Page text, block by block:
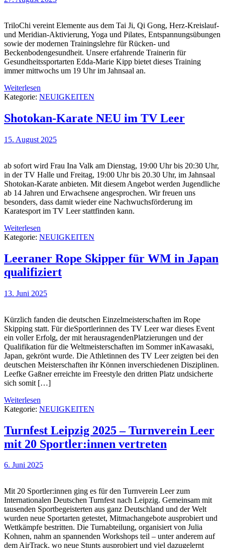
TriloChi vereint Elemente aus dem Tai Ji, Qi Gong, Herz-Kreislauf-
und Meridian-Aktivierung, Yoga und Pilates, Entspannungsübungen
sowie der modernen Trainingslehre für Rücken- und
Beckenbodengesundheit. Unsere erfahrende Trainerin für
Gesundheitssportarten Edda-Marie Kipp bietet dieses Training
immer mittwochs um 19 Uhr im Jahnsaal an.
Weiterlesen
Kategorie: NEUIGKEITEN
Shotokan-Karate NEU im TV Leer
15. August 2025
ab sofort wird Frau Ina Valk am Dienstag, 19:00 Uhr bis 20:30 Uhr,
in der TV Halle und Freitag, 19:00 Uhr bis 20.30 Uhr, im Jahnsaal
Shotokan-Karate anbieten. Mit diesem Angebot werden Jugendliche
ab 14 Jahren und Erwachsene angesprochen. Wir freuen uns
besonders, dass damit wieder eine Nachwuchsförderung im
Karatesport im TV Leer stattfinden kann.
Weiterlesen
Kategorie: NEUIGKEITEN
Leeraner Rope Skipper für WM in Japan
qualifiziert
13. Juni 2025
Kürzlich fanden die deutschen Einzelmeisterschaften im Rope
Skipping statt. Für dieSportlerinnen des TV Leer war dieses Event
ein voller Erfolg, der mit herausragendenPlatzierungen und der
Qualifikation für die Weltmeisterschaften im Sommer inKawasaki,
Japan, gekrönt wurde. Die Athletinnen des TV Leer zeigten bei den
deutschen Meisterschaften ihr Können inverschiedenen Disziplinen.
Leefke Gaßner erreichte im Freestyle den dritten Platz undsicherte
sich somit […]
Weiterlesen
Kategorie: NEUIGKEITEN
Turnfest Leipzig 2025 – Turnverein Leer
mit 20 Sportler:innen vertreten
6. Juni 2025
Mit 20 Sportler:innen ging es für den Turnverein Leer zum
Internationalen Deutschen Turnfest nach Leipzig. Gemeinsam mit
tausenden Sportbegeisterten aus ganz Deutschland und der Welt
wurden neue Sportarten getestet, Mitmachangebote ausprobiert und
Wettkämpfe bestritten. Die Turnabteilung, organisiert von Julia
Kohnen, nahm an spannenden Workshops teil – unter anderem auf
dem AirTrack, wo neue Stunts ausprobiert und viel dazugelernt